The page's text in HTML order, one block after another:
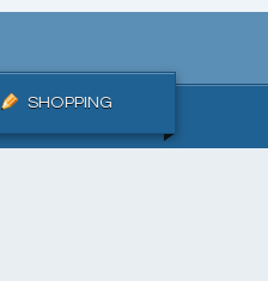
SHOPPING